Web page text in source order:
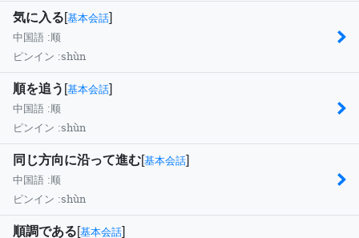
気に入る[基本会話]
中国語 : 顺
ピンイン :shùn
順を追う [基本会話]
中国語 : 顺
ピンイン :shùn
同じ方向に沿って進む[基本会話]
中国語 : 顺
ピンイン :shùn
順調である[基本会話]